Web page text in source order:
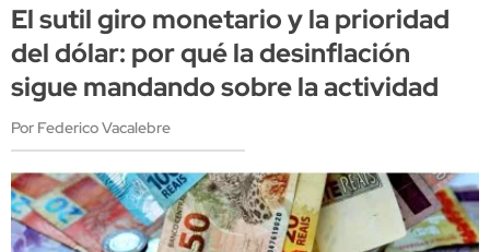
El sutil giro monetario y la prioridad
del dólar: por qué la desinflación
sigue mandando sobre la actividad
Por Federico Vacalebre